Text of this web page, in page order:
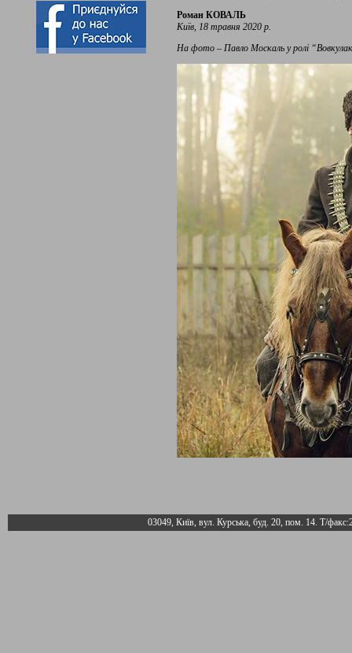
Роман КОВАЛЬ
Київ, 18 травня 2020 р.
На фото – Павло Москаль у ролі
03049, Київ, вул. Курська, буд. 20, пом. 14. Т/